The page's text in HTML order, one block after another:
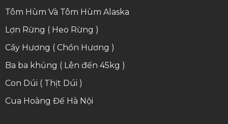
Tôm Hùm Và Tôm Hùm Alaska
Lợn Rừng ( Heo Rừng )
Cầy Hương ( Chồn Hương )
Ba ba khủng ( Lên đến 45kg )
Con Dúi ( Thịt Dúi )
Cua Hoàng Đế Hà Nội